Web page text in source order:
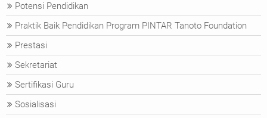
Potensi Pendidikan
Praktik Baik Pendidikan Program PINTAR Tanoto Foundation
Prestasi
Sekretariat
Sertifikasi Guru
Sosialisasi